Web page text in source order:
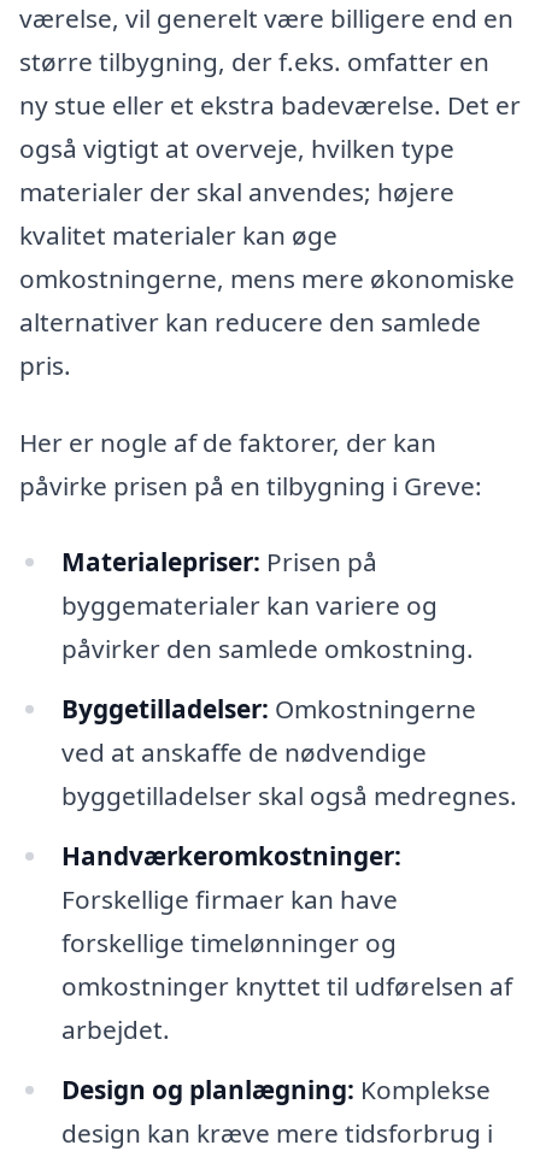
værelse, vil generelt være billigere end en
større tilbygning, der f.eks. omfatter en
ny stue eller et ekstra badeværelse. Det er
også vigtigt at overveje, hvilken type
materialer der skal anvendes; højere
kvalitet materialer kan øge
omkostningerne, mens mere økonomiske
alternativer kan reducere den samlede
pris.
Her er nogle af de faktorer, der kan
påvirke prisen på en tilbygning i Greve:
Materialepriser: Prisen på
byggematerialer kan variere og
påvirker den samlede omkostning.
Byggetilladelser: Omkostningerne
ved at anskaffe de nødvendige
byggetilladelser skal også medregnes.
Handværkeromkostninger:
Forskellige firmaer kan have
forskellige timelønninger og
omkostninger knyttet til udførelsen af
arbejdet.
Design og planlægning: Komplekse
design kan kræve mere tidsforbrug i